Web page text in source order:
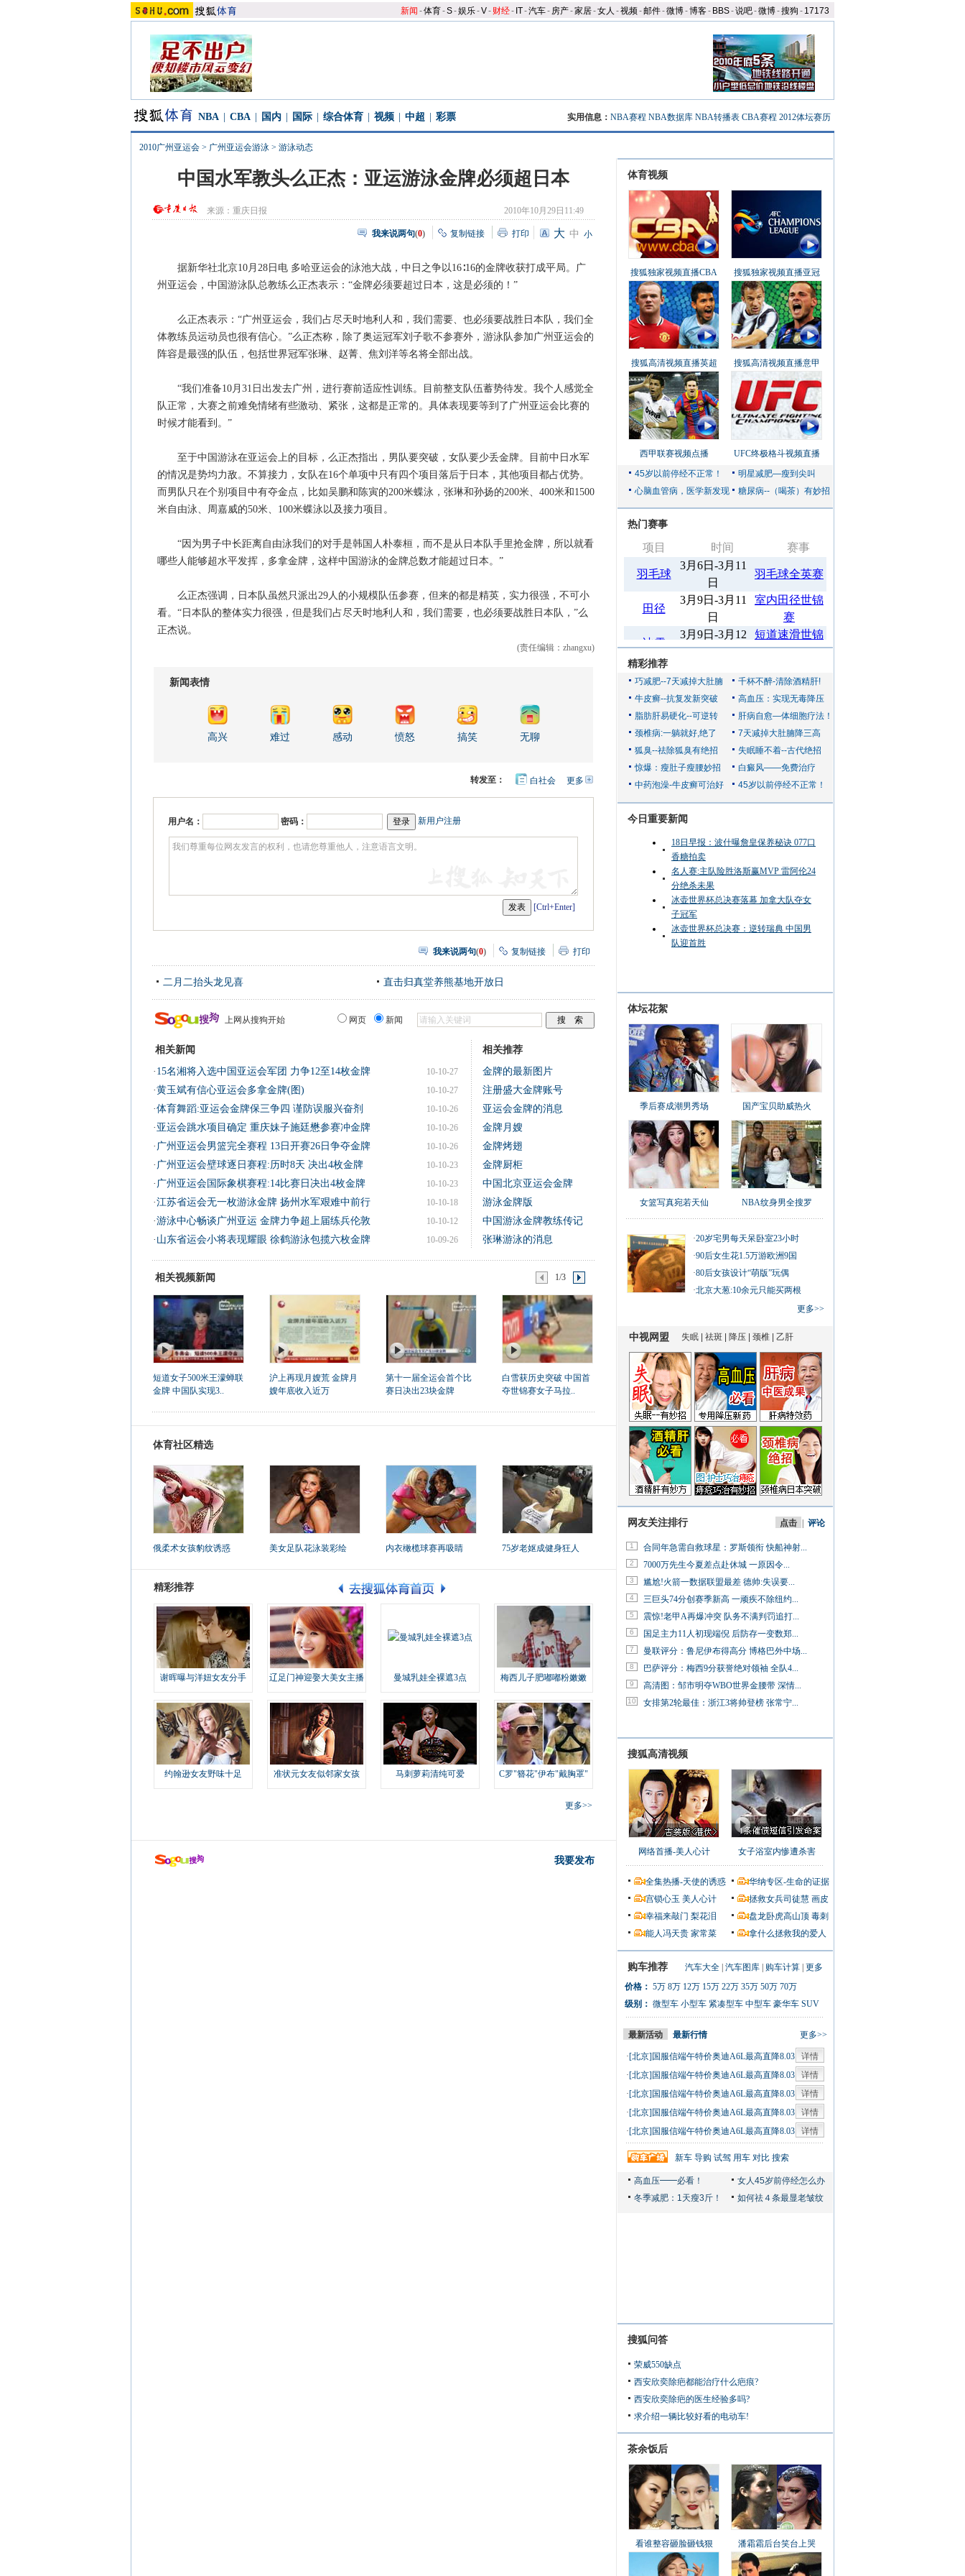
新闻 -体育-S-娱乐-V- 财经- IT-汽车- 房产-家居-女人 -视频-邮件-微博-博客- BBS-说吧-微博-搜狗 - 17173
NBA CBA 国内 国际 综合体育 视频 中超 彩票 实用信息： NBA赛程 NBA数据库 NBA转播表 CBA赛程 2012体坛赛历
2010广州亚运会 > 广州亚运会游泳 > 游泳动态
中国水军教头么正杰：亚运游泳金牌必须超日本
来源： 重庆日报 2010年10月29日11:49
我来说两句(0) 复制链接 打印 大 中 小
据新华社北京10月28日电 多哈亚运会的泳池大战，中日之争以16∶16的金牌收获打成平局。广
州亚运会，中国游泳队总教练么正杰表示：“金牌必须要超过日本，这是必须的！”
么正杰表示：“广州亚运会，我们占尽天时地利人和，我们需要、也必须要战胜日本队，我们全
体教练员运动员也很有信心。”么正杰称，除了奥运冠军刘子歌不参赛外，游泳队参加广州亚运会的
阵容是最强的队伍，包括世界冠军张琳、赵菁、焦刘洋等名将全部出战。
“我们准备10月31日出发去广州，进行赛前适应性训练。目前整支队伍蓄势待发。我个人感觉全
队正常，大赛之前难免情绪有些激动、紧张，这都是正常的。具体表现要等到了广州亚运会比赛的
时候才能看到。”
至于中国游泳在亚运会上的目标，么正杰指出，男队要突破，女队要少丢金牌。目前中日水军
的情况是势均力敌。不算接力，女队在16个单项中只有四个项目落后于日本，其他项目都占优势。
而男队只在个别项目中有夺金点，比如吴鹏和陈寅的200米蝶泳，张琳和孙扬的200米、400米和1500
米自由泳、周嘉威的50米、100米蝶泳以及接力项目。
“因为男子中长距离自由泳我们的对手是韩国人朴泰桓，而不是从日本队手里抢金牌，所以就看
哪些人能够超水平发挥，多拿金牌，这样中国游泳的金牌总数才能超过日本。”
么正杰强调，日本队虽然只派出29人的小规模队伍参赛，但来的都是精英，实力很强，不可小
看。“日本队的整体实力很强，但是我们占尽天时地利人和，我们需要，也必须要战胜日本队，”么
正杰说。
(责任编辑：zhangxu)
新闻表情
高兴 难过 感动 愤怒 搞笑 无聊
更多开
转发至： 白社会
用户名： 密码： 新用户注册
[Ctrl+Enter]
我来说两句(0) 复制链接 打印
二月二抬头龙见喜 直击归真堂养熊基地开放日
上网从搜狗开始 网页 新闻
相关新闻
10-10-27
· 15名湘将入选中国亚运会军团 力争12至14枚金牌
10-10-27
·黄玉斌有信心亚运会多拿金牌(图)
10-10-26
·体育舞蹈:亚运会金牌保三争四 谨防误服兴奋剂
10-10-26
· 亚运会跳水项目确定 重庆妹子施廷懋参赛冲金牌
10-10-26
· 广州亚运会男篮完全赛程 13日开赛26日争夺金牌
10-10-23
· 广州亚运会壁球逐日赛程:历时8天 决出4枚金牌
10-10-23
· 广州亚运会国际象棋赛程:14比赛日决出4枚金牌
10-10-18
·江苏省运会无一枚游泳金牌 扬州水军艰难中前行
10-10-12
·游泳中心畅谈广州亚运 金牌力争超上届练兵伦敦
10-09-26
· 山东省运会小将表现耀眼 徐鹤游泳包揽六枚金牌
相关推荐
金牌的最新图片
注册盛大金牌账号
亚运会金牌的消息
金牌月嫂
金牌烤翅
金牌厨柜
中国北京亚运会金牌
游泳金牌版
中国游泳金牌教练传记
张琳游泳的消息
相关视频新闻 1/3
短道女子500米王濛蝉联
金牌 中国队实现3..
沪上再现月嫂荒 金牌月
嫂年底收入近万
第十一届全运会首个比
赛日决出23块金牌
白雪获历史突破 中国首
夺世锦赛女子马拉..
体育社区精选
俄柔术女孩豹纹诱惑 美女足队花泳装彩绘 内衣橄榄球赛再吸睛 75岁老妪成健身狂人
精彩推荐
谢晖曝与洋妞女友分手 辽足门神迎娶大美女主播 曼城乳娃全裸遮3点 梅西儿子肥嘟嘟粉嫩嫩
约翰逊女友野味十足 准状元女友似邻家女孩 马刺萝莉清纯可爱 C罗"簪花"伊布"戴胸罩"
更多>>
我要发布
体育视频
搜狐独家视频直播CBA 搜狐独家视频直播亚冠
搜狐高清视频直播英超 搜狐高清视频直播意甲
西甲联赛视频点播 UFC终极格斗视频直播
热门赛事
精彩推荐
今日重要新闻
体坛花絮
季后赛成潮男秀场 国产宝贝助威热火
女篮写真宛若天仙 NBA纹身男全搜罗
·20岁宅男每天呆卧室23小时
·90后女生花1.5万游欧洲9国
·80后女孩设计“萌版”玩偶
·北京大葱:10余元只能买两根
更多>>
网友关注排行 点击 评论
1 合同年急需自救球星：罗斯领衔 快船神射...
2 7000万先生今夏差点赴休城 一原因令...
3 尴尬!火箭一数据联盟最差 德帅:失误要...
4 三巨头74分创赛季新高 一顽疾不除纽约...
5 震惊!老甲A再爆冲突 队务不满判罚追打...
6 国足主力11人初现端倪 后防存一变数郑...
7 曼联评分：鲁尼伊布得高分 博格巴外中场...
8 巴萨评分：梅西9分获誉绝对领袖 全队4...
9 高清图：邹市明夺WBO世界金腰带 深情...
10 女排第2轮最佳：浙江3将帅登榜 张常宁...
搜狐高清视频
网络首播-美人心计 女子浴室内惨遭杀害
全集热播-天使的诱惑
华纳专区-生命的证据
宫锁心玉 美人心计 拯救女兵司徒慧 画皮
幸福来敲门 梨花泪 盘龙卧虎高山顶 毒刺
能人冯天贵 家常菜 拿什么拯救我的爱人
购车推荐 汽车大全 汽车图库 购车计算 更多
价格： 5万 8万 12万 15万 22万 35万 50万 70万
级别： 微型车 小型车 紧凑型车 中型车 豪华车 SUV
最新活动 最新行情 更多>>
详情
·[北京]国服信端午特价奥迪A6L最高直降8.03
万 0人
详情
·[北京]国服信端午特价奥迪A6L最高直降8.03
万 0人
详情
·[北京]国服信端午特价奥迪A6L最高直降8.03
万 0人
详情
·[北京]国服信端午特价奥迪A6L最高直降8.03
万 0人
详情
·[北京]国服信端午特价奥迪A6L最高直降8.03
万 0人
新车 导购 试驾 用车 对比 搜索
搜狐问答
荣威550缺点
西安欣奕除疤都能治疗什么疤痕?
西安欣奕除疤的医生经验多吗?
求介绍一辆比较好看的电动车!
茶余饭后
看谁整容砸脸砸钱狠 潘霜霜后台笑台上哭